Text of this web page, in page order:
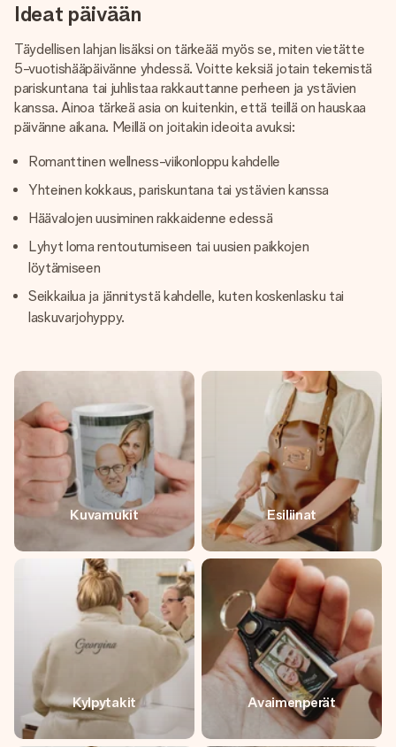
Ideat päivään
Täydellisen lahjan lisäksi on tärkeää myös se, miten vietätte
5-vuotishääpäivänne yhdessä. Voitte keksiä jotain tekemistä
pariskuntana tai juhlistaa rakkauttanne perheen ja ystävien
kanssa. Ainoa tärkeä asia on kuitenkin, että teillä on hauskaa
päivänne aikana. Meillä on joitakin ideoita avuksi:
Romanttinen wellness-viikonloppu kahdelle
Yhteinen kokkaus, pariskuntana tai ystävien kanssa
Häävalojen uusiminen rakkaidenne edessä
Lyhyt loma rentoutumiseen tai uusien paikkojen
löytämiseen
Seikkailua ja jännitystä kahdelle, kuten koskenlasku tai
laskuvarjohyppy.
Kuvamukit Esiliinat
Kylpytakit Avaimenperät